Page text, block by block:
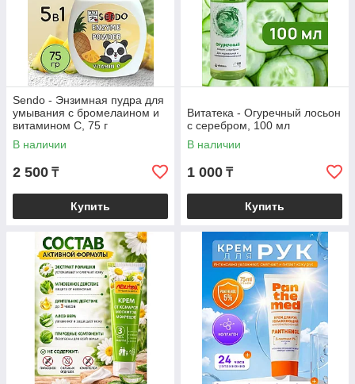
Sendo - Энзимная пудра для
умывания с бромелаином и
витамином С, 75 г
В наличии
2 500 ₸
Купить
Витатека - Огуречный лосьон
с серебром, 100 мл
В наличии
1 000 ₸
Купить